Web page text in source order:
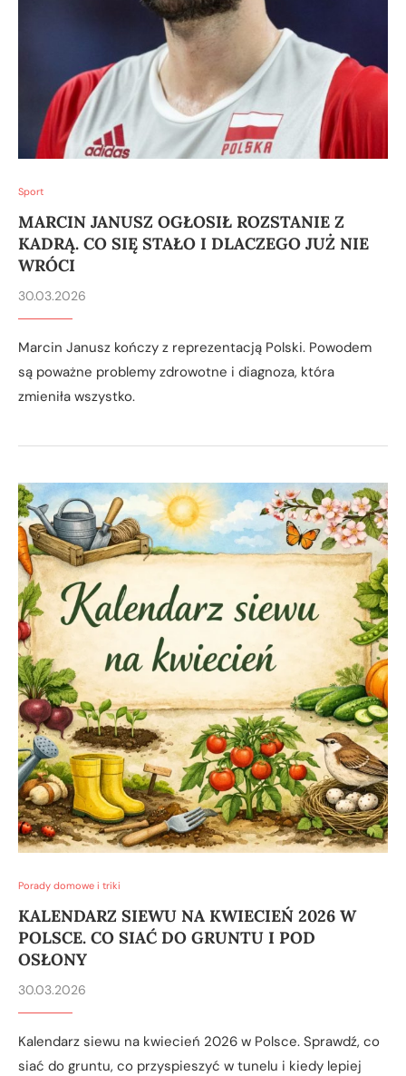
Sport
MARCIN JANUSZ OGŁOSIŁ ROZSTANIE Z
KADRĄ. CO SIĘ STAŁO I DLACZEGO JUŻ NIE
WRÓCI
30.03.2026
Marcin Janusz kończy z reprezentacją Polski. Powodem
są poważne problemy zdrowotne i diagnoza, która
zmieniła wszystko.
Porady domowe i triki
KALENDARZ SIEWU NA KWIECIEŃ 2026 W
POLSCE. CO SIAĆ DO GRUNTU I POD
OSŁONY
30.03.2026
Kalendarz siewu na kwiecień 2026 w Polsce. Sprawdź, co
siać do gruntu, co przyspieszyć w tunelu i kiedy lepiej